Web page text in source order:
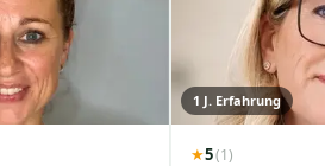
1 J. Erfahrung
★5(1)